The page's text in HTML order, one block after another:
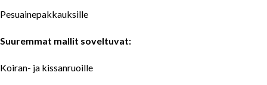
Pesuainepakkauksille
Suuremmat mallit soveltuvat:
Koiran- ja kissanruoille